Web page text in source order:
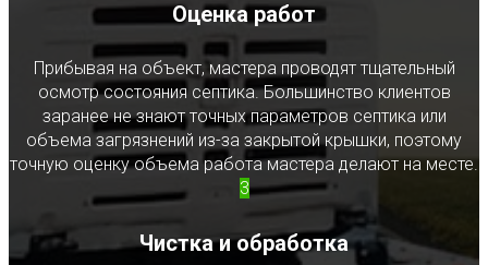
Оценка работ
Прибывая на объект, мастера проводят тщательный
осмотр состояния септика. Большинство клиентов
заранее не знают точных параметров септика или
объема загрязнений из-за закрытой крышки, поэтому
точную оценку объема работа мастера делают на месте.
3
Чистка и обработка